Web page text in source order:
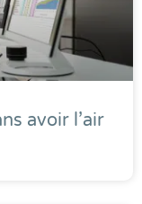
avoir l’air